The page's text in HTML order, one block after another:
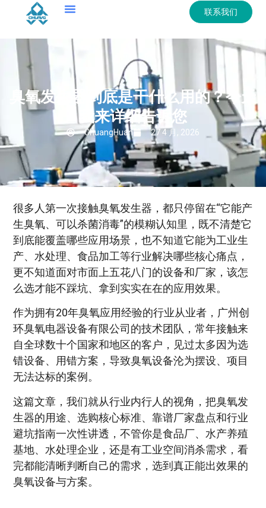
联系我们
臭氧发生器到底是干什么用的？今天
我来详细告诉您
ChuangHuan 27 4 月, 2026
很多人第一次接触臭氧发生器，都只停留在“它能产
生臭氧、可以杀菌消毒”的模糊认知里，既不清楚它
到底能覆盖哪些应用场景，也不知道它能为工业生
产、水处理、食品加工等行业解决哪些核心痛点，
更不知道面对市面上五花八门的设备和厂家，该怎
么选才能不踩坑、拿到实实在在的应用效果。
作为拥有20年臭氧应用经验的行业从业者，广州创
环臭氧电器设备有限公司的技术团队，常年接触来
自全球数十个国家和地区的客户，见过太多因为选
错设备、用错方案，导致臭氧设备沦为摆设、项目
无法达标的案例。
这篇文章，我们就从行业内行人的视角，把臭氧发
生器的用途、选购核心标准、靠谱厂家盘点和行业
避坑指南一次性讲透，不管你是食品厂、水产养殖
基地、水处理企业，还是有工业空间消杀需求，看
完都能清晰判断自己的需求，选到真正能出效果的
臭氧设备与方案。